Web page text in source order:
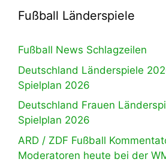
Fußball Länderspiele
Fußball News Schlagzeilen
Deutschland Länderspiele
Spielplan 2026
Deutschland Frauen
Spielplan 2026
ARD / ZDF Fußball
Moderatoren heute bei der